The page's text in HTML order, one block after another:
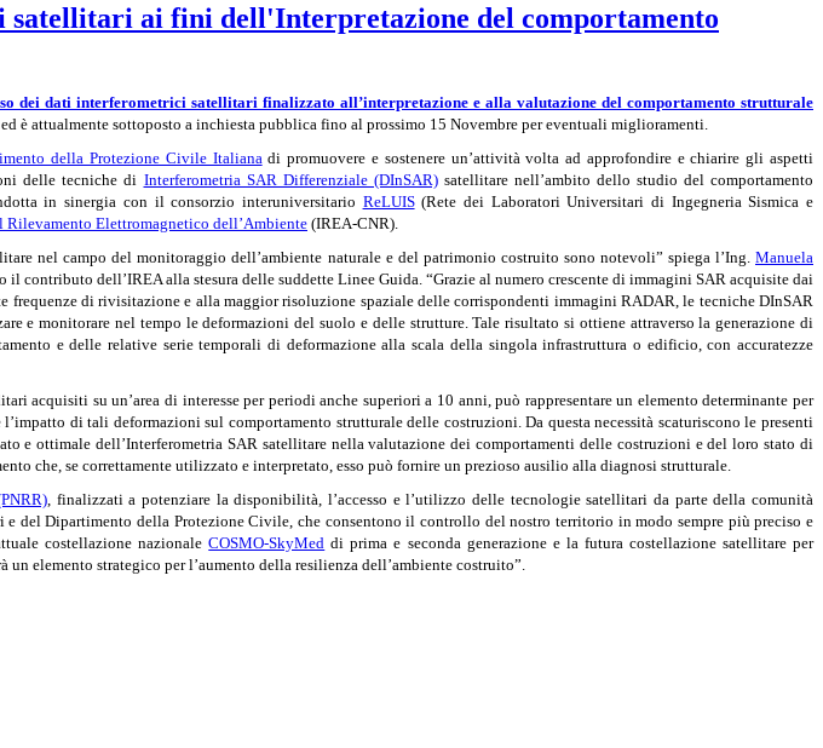
ai fini dell'Interpretazione del comportamento
dei dati interferometrici satellitari finalizzato all’interpretazione e alla valutazione del comportamento strutturale
è attualmente sottoposto a inchiesta pubblica fino al prossimo 15 Novembre per eventuali miglioramenti.
della Protezione Civile Italiana di promuovere e sostenere un’attività volta ad approfondire e chiarire gli aspetti
delle tecniche di Interferometria SAR Differenziale (DInSAR)satellitare nell’ambito dello studio del comportamento
in sinergia con il consorzio interuniversitario ReLUIS(Rete dei Laboratori Universitari di Ingegneria Sismica e
Rilevamento Elettromagnetico dell’Ambiente (IREA-CNR).
nel campo del monitoraggio dell’ambiente naturale e del patrimonio costruito sono notevoli” spiega l’Ing. Manuela
il contributo dell’IREA alla stesura delle suddette Linee Guida. “Grazie al numero crescente di immagini SAR acquisite dai
frequenze di rivisitazione e alla maggior risoluzione spaziale delle corrispondenti immagini RADAR, le tecniche DInSAR
e monitorare nel tempo le deformazioni del suolo e delle strutture. Tale risultato si ottiene attraverso la generazione di
e delle relative serie temporali di deformazione alla scala della singola infrastruttura o edificio, con accuratezze
su un’area di interesse per periodi anche superiori a 10 anni, può rappresentare un elemento determinante per
di tali deformazioni sul comportamento strutturale delle costruzioni. Da questa necessità scaturiscono le presenti
e ottimale dell’Interferometria SAR satellitare nella valutazione dei comportamenti delle costruzioni e del loro stato di
che, se correttamente utilizzato e interpretato, esso può fornire un prezioso ausilio alla diagnosi strutturale.
, finalizzati a potenziare la disponibilità, l’accesso e l’utilizzo delle tecnologie satellitari da parte della comunità
Dipartimento della Protezione Civile, che consentono il controllo del nostro territorio in modo sempre più preciso e
costellazione nazionaleCOSMO-SkyMed di prima e seconda generazione e la futura costellazione satellitare per
elemento strategico per l’aumento della resilienza dell’ambiente costruito”.